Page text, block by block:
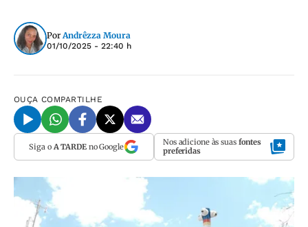
Por Andrêzza Moura
01/10/2025 - 22:40 h
OUÇA COMPARTILHE
Siga o A TARDEno Google Nos adicione às suas fontes
preferidas